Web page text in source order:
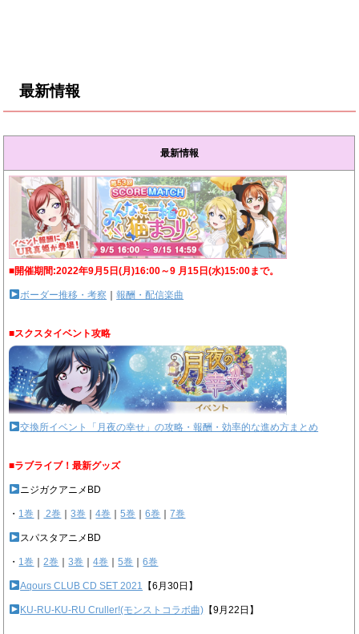
最新情報
最新情報
■開催期間:2022年9月5日(月)16:00～9 月15日(水)15:00まで。
ボーダー推移・考察 ｜報酬・配信楽曲
■スクスタイベント攻略
交換所イベント「月夜の幸せ」の攻略・報酬・効率的な進め方まとめ
■ラブライブ！最新グッズ
ニジガクアニメBD
・ 1巻 2巻 ｜3巻 ｜4巻 ｜5巻 ｜6巻 ｜7巻
スパスタアニメBD
・ 1巻 ｜2巻 ｜3巻 ｜4巻 ｜5巻 ｜6巻
Aqours CLUB CD SET 2021 【6月30日】
KU-RU-KU-RU Cruller!(モンストコラボ曲) 【9月22日】